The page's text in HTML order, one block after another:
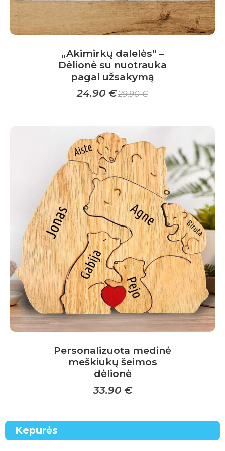
„Akimirkų dalelės“ –
Dėlionė su nuotrauka
pagal užsakymą
24.90 €29.90€
has
multiple
variants.
The
options
may
be
chosen
on
the
product
page
Personalizuota medinė
meškiukų šeimos
dėlionė
33.90 €
has
Kepurės